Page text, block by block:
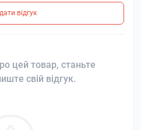
відгук
цей товар, станьте
свій відгук.